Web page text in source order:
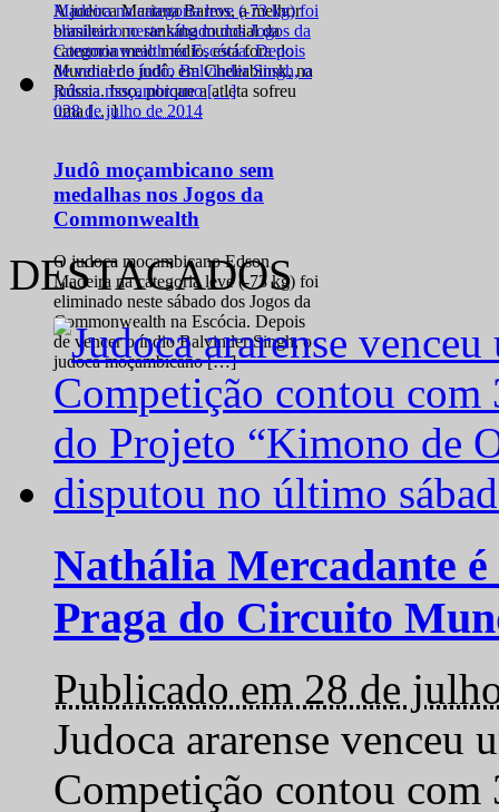
A judoca Mariana Barros, a melhor
brasileira no ranking mundial da
categoria meio médio, está fora do
Mundial de judô, em Cheliabinsk, na
Rússia. Isso, porque a atleta sofreu
uma […]
028 de julho de 2014
Judô moçambicano sem
medalhas nos Jogos da
Commonwealth
O judoca moçambicano Edson
Madeira na categoria leve (-73 kg) foi
eliminado neste sábado dos Jogos da
Commonwealth na Escócia. Depois
de vencer o índio Balvinder Singh, o
judoca moçambicano […]
DESTACADOS
Nathália Mercadante
Praga do Circuito
Publicado em 28 de
Judoca ararense venceu
Competição contou com